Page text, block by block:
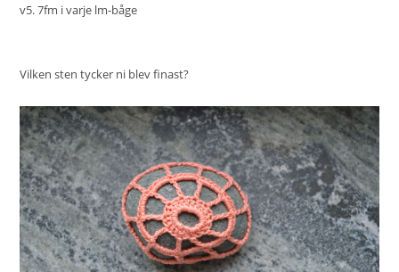
v5. 7fm i varje lm-båge
Vilken sten tycker ni blev finast?